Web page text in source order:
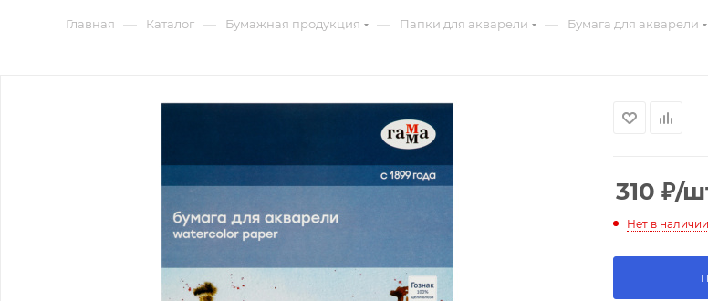
Главная — Каталог — Бумажная продукция — Папки для акварели — Бумага для акварели
310 ₽/
Нет в наличии